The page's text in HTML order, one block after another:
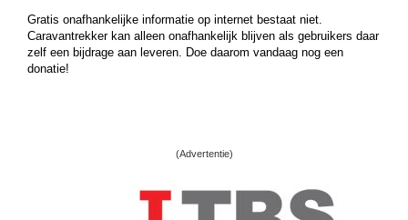
Gratis onafhankelijke informatie op internet bestaat niet.
Caravantrekker kan alleen onafhankelijk blijven als gebruikers daar
zelf een bijdrage aan leveren. Doe daarom vandaag nog een
donatie!
(Advertentie)